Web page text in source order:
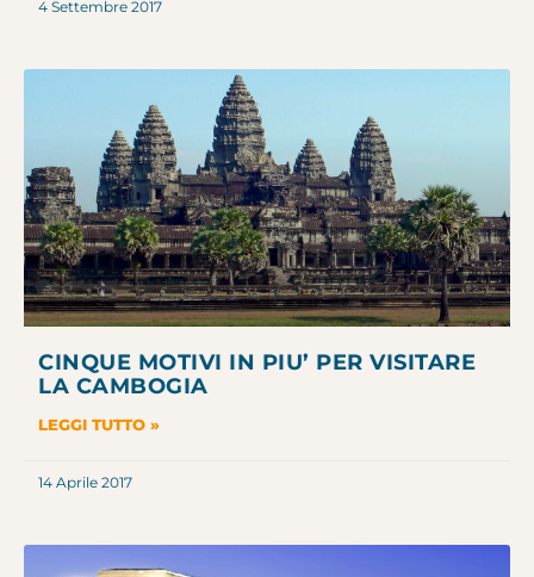
4 Settembre 2017
CINQUE MOTIVI IN PIU’ PER VISITARE
LA CAMBOGIA
LEGGI TUTTO »
14 Aprile 2017